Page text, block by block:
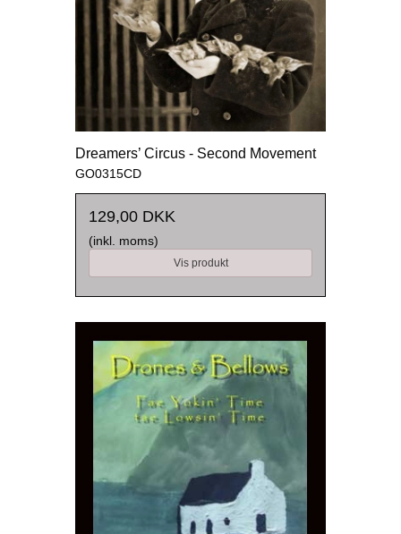
Dreamers’ Circus - Second Movement
GO0315CD
129,00 DKK
(inkl. moms)
Vis produkt